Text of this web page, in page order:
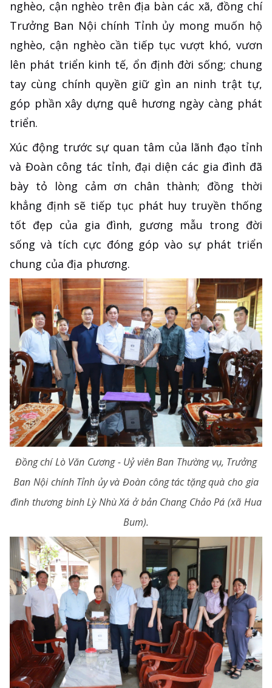
nghèo, cận nghèo trên địa bàn các xã, đồng chí
Trưởng Ban Nội chính Tỉnh ủy mong muốn hộ
nghèo, cận nghèo cần tiếp tục vượt khó, vươn
lên phát triển kinh tế, ổn định đời sống; chung
tay cùng chính quyền giữ gìn an ninh trật tự,
góp phần xây dựng quê hương ngày càng phát
triển.
Xúc động trước sự quan tâm của lãnh đạo tỉnh
và Đoàn công tác tỉnh, đại diện các gia đình đã
bày tỏ lòng cảm ơn chân thành; đồng thời
khẳng định sẽ tiếp tục phát huy truyền thống
tốt đẹp của gia đình, gương mẫu trong đời
sống và tích cực đóng góp vào sự phát triển
chung của địa phương.
Đồng chí Lò Văn Cương - Uỷ viên Ban Thường vụ, Trưởng
Ban Nội chính Tỉnh ủy và Đoàn công tác tặng quà cho gia
đình thương binh Lỳ Nhù Xá ở bản Chang Chảo Pá (xã Hua
Bum).